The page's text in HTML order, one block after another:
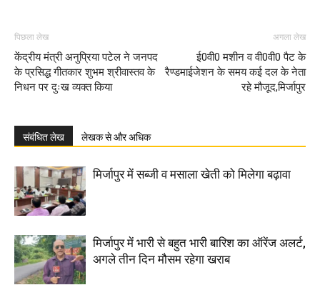
पिछला लेख
केंद्रीय मंत्री अनुप्रिया पटेल ने जनपद
के प्रसिद्ध गीतकार शुभम श्रीवास्तव के
निधन पर दुःख व्यक्त किया
अगला लेख
ई0वी0 मशीन व वी0वी0 पैट के
रैण्डमाईजेशन के समय कई दल के नेता
रहे मौजूद,मिर्जापुर
संबंधित लेख लेखक से और अधिक
मिर्जापुर में सब्जी व मसाला खेती को मिलेगा बढ़ावा
मिर्जापुर में भारी से बहुत भारी बारिश का ऑरेंज अलर्ट,
अगले तीन दिन मौसम रहेगा खराब